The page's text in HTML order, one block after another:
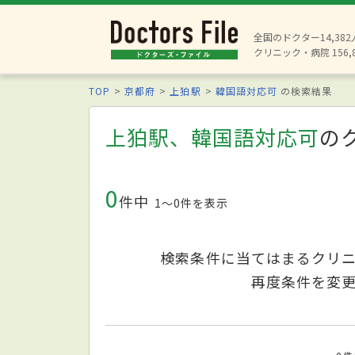
全国のドクター14,382
クリニック・病院
TOP 京都府 上狛駅 韓国語対応可 の検索結果
上狛駅、韓国語対応可の
0件中 1〜0件を表示
検索条件に当てはまるクリ
再度条件を変